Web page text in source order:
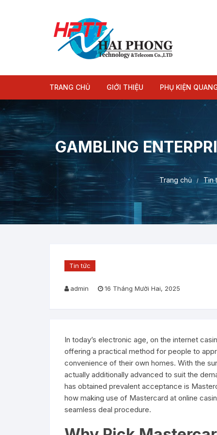
TRANG CHỦ GIỚI THIỆU PHỤ KIỆN
Dây nhảy quang
GAMBLING
Trang chủ Tin
Tin tức
admin 16 Tháng Mười Hai, 2025
In today’s electronic age, on the internet
offering a practical method for people to
convenience of their own homes. With the
actually additionally advanced to suit the
has obtained prevalent acceptance is
how making use of Mastercard at online
seamless deal procedure.